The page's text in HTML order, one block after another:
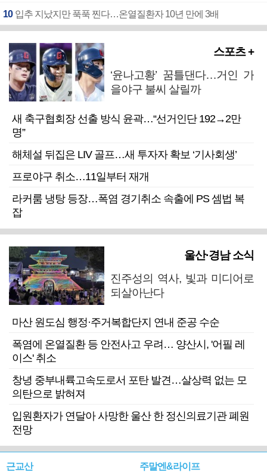
10 입추 지났지만 푹푹 찐다…온열질환자 10년 만에 3배
스포츠 +
‘윤나고황’ 꿈틀댄다…거인 가
을야구 불씨 살릴까
새 축구협회장 선출 방식 윤곽…“선거인단 192→2만
명”
해체설 뒤집은 LIV 골프…새 투자자 확보 ‘기사회생’
프로야구 취소…11일부터 재개
라커룸 냉탕 등장…폭염 경기취소 속출에 PS 셈법 복
잡
울산·경남 소식
진주성의 역사, 빛과 미디어로
되살아난다
마산 원도심 행정·주거복합단지 연내 준공 수순
폭염에 온열질환 등 안전사고 우려… 양산시, '어필 레
이스' 취소
창녕 중부내륙고속도로서 포탄 발견…살상력 없는 모
의탄으로 밝혀져
입원환자가 연달아 사망한 울산 한 정신의료기관 폐원
전망
근교산 주말엔&라이프